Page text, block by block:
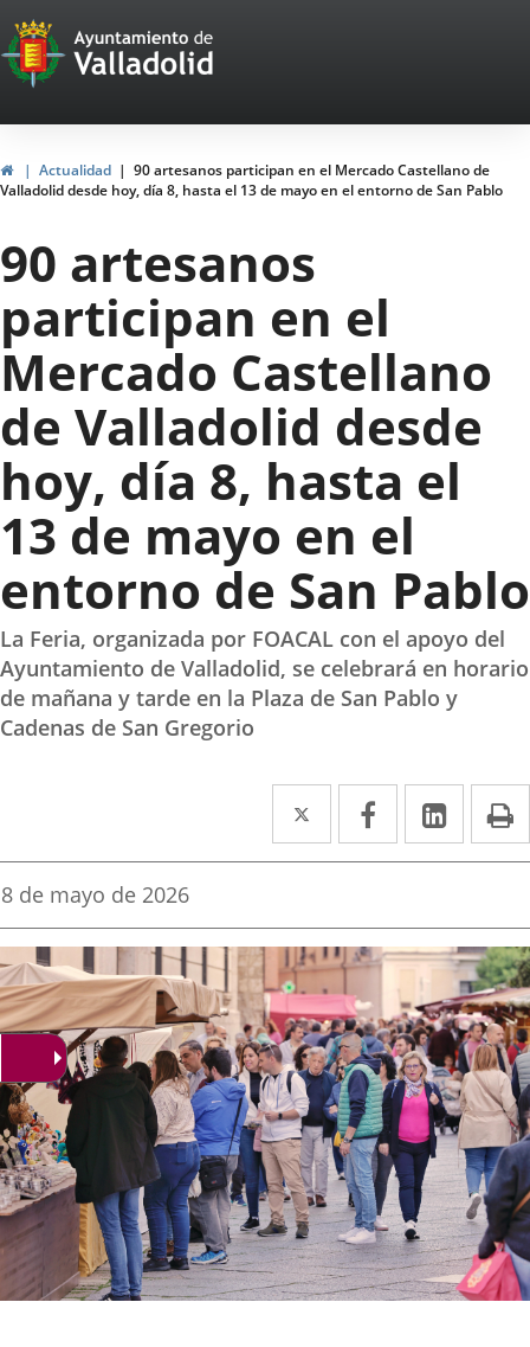
Portal
Web
del
Ayuntamiento
de
Valladolid
HomeActualidad
90 artesanos participan en el Mercado Castellano de
Valladolid desde hoy, día 8, hasta el 13 de mayo en el entorno de San Pablo
90 artesanos
participan en el
Mercado Castellano
de Valladolid desde
hoy, día 8, hasta el
13 de mayo en el
entorno de San Pablo
La Feria, organizada por FOACAL con el apoyo del
Ayuntamiento de Valladolid, se celebrará en horario
de mañana y tarde en la Plaza de San Pablo y
Cadenas de San Gregorio
Twitter
Enlace
a
aplicación
externa.
Facebook
Enlace
a
aplicación
externa.
Enlace
a
Fecha
la
noticia
8 de mayo de 2026